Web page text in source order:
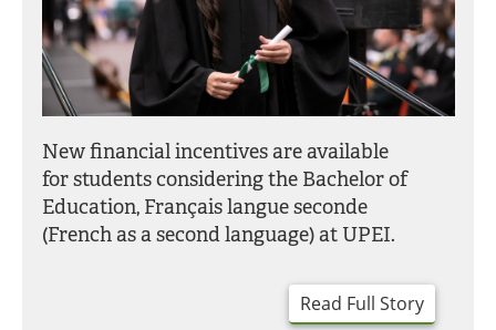
New financial incentives are available
for students considering the Bachelor of
Education, Français langue seconde
(French as a second language) at UPEI.
Read Full Story